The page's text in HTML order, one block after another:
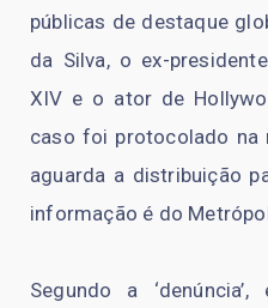
públicas de destaque
da Silva, o ex-
XIV e o ator de
caso foi protocolado na
aguarda a distribuição
informação é do
Segundo a